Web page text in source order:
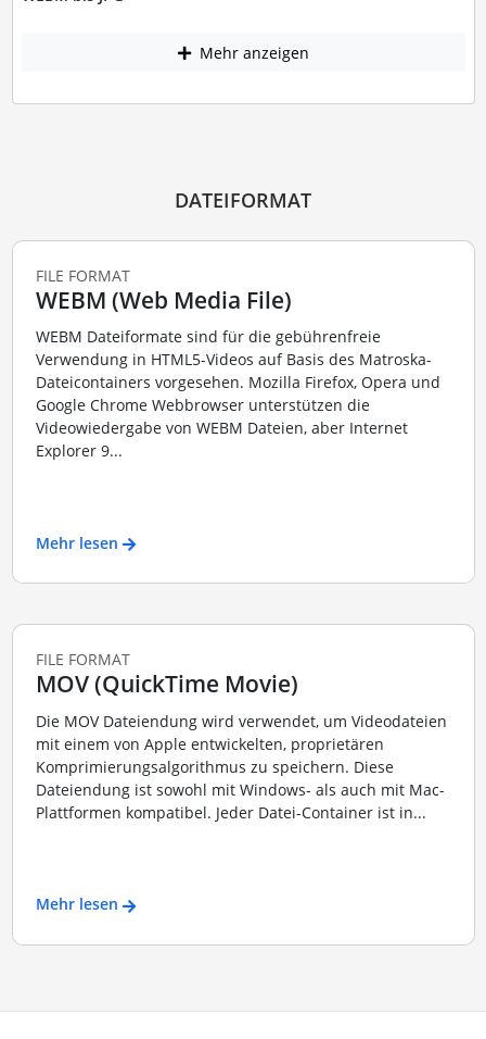
Mehr anzeigen
DATEIFORMAT
FILE FORMAT
WEBM (Web Media File)
WEBM Dateiformate sind für die gebührenfreie
Verwendung in HTML5-Videos auf Basis des Matroska-
Dateicontainers vorgesehen. Mozilla Firefox, Opera und
Google Chrome Webbrowser unterstützen die
Videowiedergabe von WEBM Dateien, aber Internet
Explorer 9...
Mehr lesen
FILE FORMAT
MOV (QuickTime Movie)
Die MOV Dateiendung wird verwendet, um Videodateien
mit einem von Apple entwickelten, proprietären
Komprimierungsalgorithmus zu speichern. Diese
Dateiendung ist sowohl mit Windows- als auch mit Mac-
Plattformen kompatibel. Jeder Datei-Container ist in...
Mehr lesen